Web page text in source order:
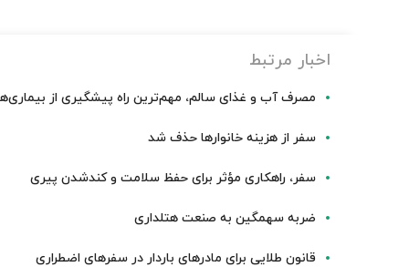
اخبار مرتبط
مصرف آب و غذای سالم، مهم‌ترین راه پیشگیری از
سفر از هزینه خانوارها حذف شد
سفر، راهکاری مؤثر برای حفظ سلامت و کندشدن پیری
ضربه سهمگین به صنعت هتلداری
قانون طلایی برای مادرهای باردار در سفرهای اضطراری